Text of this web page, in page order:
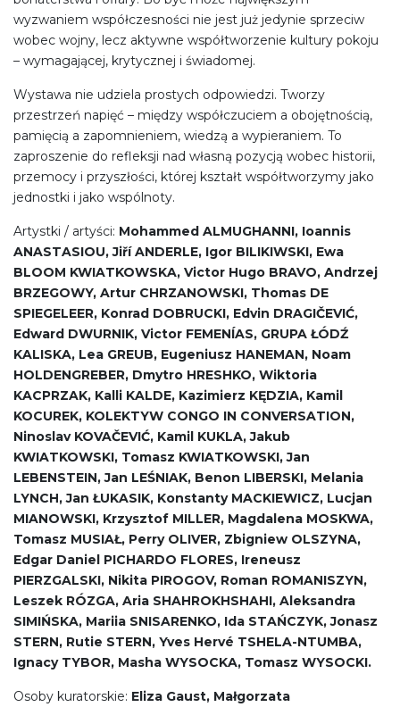
wyzwaniem współczesności nie jest już jedynie sprzeciw
wobec wojny, lecz aktywne współtworzenie kultury pokoju
– wymagającej, krytycznej i świadomej.
Wystawa nie udziela prostych odpowiedzi. Tworzy
przestrzeń napięć – między współczuciem a obojętnością,
pamięcią a zapomnieniem, wiedzą a wypieraniem. To
zaproszenie do refleksji nad własną pozycją wobec historii,
przemocy i przyszłości, której kształt współtworzymy jako
jednostki i jako wspólnoty.
Artystki / artyści: Mohammed ALMUGHANNI, Ioannis
ANASTASIOU, Jiří ANDERLE, Igor BILIKIWSKI, Ewa
BLOOM KWIATKOWSKA, Victor Hugo BRAVO, Andrzej
BRZEGOWY, Artur CHRZANOWSKI, Thomas DE
SPIEGELEER, Konrad DOBRUCKI, Edvin DRAGIČEVIĆ,
Edward DWURNIK, Victor FEMENÍAS, GRUPA ŁÓDŹ
KALISKA, Lea GREUB, Eugeniusz HANEMAN, Noam
HOLDENGREBER, Dmytro HRESHKO, Wiktoria
KACPRZAK, Kalli KALDE, Kazimierz KĘDZIA, Kamil
KOCUREK, KOLEKTYW CONGO IN CONVERSATION,
Ninoslav KOVAČEVIĆ, Kamil KUKLA, Jakub
KWIATKOWSKI, Tomasz KWIATKOWSKI, Jan
LEBENSTEIN, Jan LEŚNIAK, Benon LIBERSKI, Melania
LYNCH, Jan ŁUKASIK, Konstanty MACKIEWICZ, Lucjan
MIANOWSKI, Krzysztof MILLER, Magdalena MOSKWA,
Tomasz MUSIAŁ, Perry OLIVER, Zbigniew OLSZYNA,
Edgar Daniel PICHARDO FLORES, Ireneusz
PIERZGALSKI, Nikita PIROGOV, Roman ROMANISZYN,
Leszek RÓZGA, Aria SHAHROKHSHAHI, Aleksandra
SIMIŃSKA, Mariia SNISARENKO, Ida STAŃCZYK, Jonasz
STERN, Rutie STERN, Yves Hervé TSHELA-NTUMBA,
Ignacy TYBOR, Masha WYSOCKA, Tomasz WYSOCKI.
Osoby kuratorskie: Eliza Gaust, Małgorzata